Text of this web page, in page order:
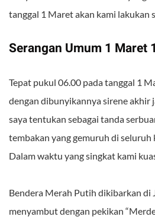
tanggal 1 Maret akan kami lakukan
Serangan Umum 1 Maret
Tepat pukul 06.00 pada tanggal 1
dengan dibunyikannya sirene akhir
saya tentukan sebagai tanda
tembakan yang gemuruh di seluruh
Dalam waktu yang singkat kami
Bendera Merah Putih dikibarkan di
menyambut dengan pekikan